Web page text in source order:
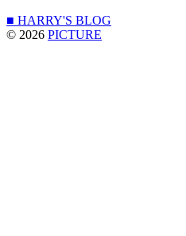
■ HARRY'S BLOG
© 2026 PICTURE